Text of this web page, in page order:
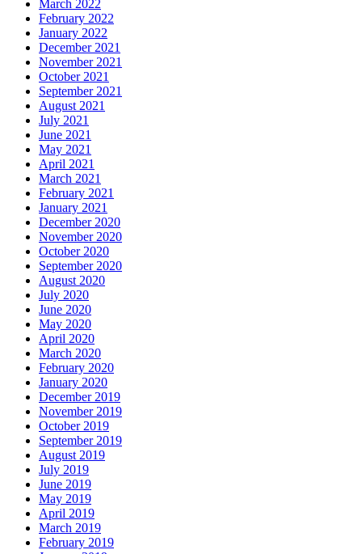
March 2022
February 2022
January 2022
December 2021
November 2021
October 2021
September 2021
August 2021
July 2021
June 2021
May 2021
April 2021
March 2021
February 2021
January 2021
December 2020
November 2020
October 2020
September 2020
August 2020
July 2020
June 2020
May 2020
April 2020
March 2020
February 2020
January 2020
December 2019
November 2019
October 2019
September 2019
August 2019
July 2019
June 2019
May 2019
April 2019
March 2019
February 2019